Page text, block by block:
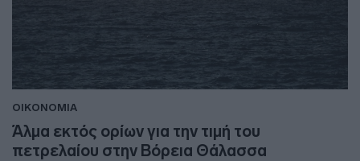
ΟΙΚΟΝΟΜΙΑ
Άλμα εκτός ορίων για την τιμή του
πετρελαίου στην Βόρεια Θάλασσα